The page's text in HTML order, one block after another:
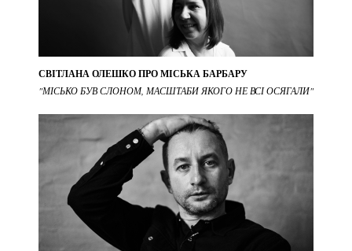
СВІТЛАНА ОЛЕШКО ПРО МІСЬКА БАРБАРУ
"МІСЬКО БУВ СЛОНОМ, МАСШТАБИ ЯКОГО НЕ ВСІ ОСЯГАЛИ"